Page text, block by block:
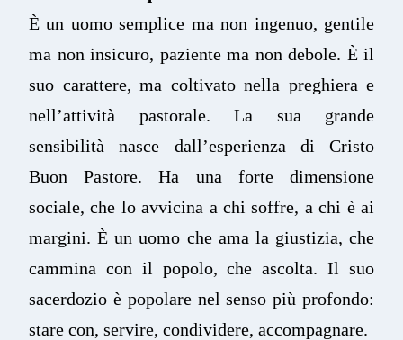
È un uomo semplice ma non ingenuo, gentile
ma non insicuro, paziente ma non debole. È il
suo carattere, ma coltivato nella preghiera e
nell’attività pastorale. La sua grande
sensibilità nasce dall’esperienza di Cristo
Buon Pastore. Ha una forte dimensione
sociale, che lo avvicina a chi soffre, a chi è ai
margini. È un uomo che ama la giustizia, che
cammina con il popolo, che ascolta. Il suo
sacerdozio è popolare nel senso più profondo:
stare con, servire, condividere, accompagnare.